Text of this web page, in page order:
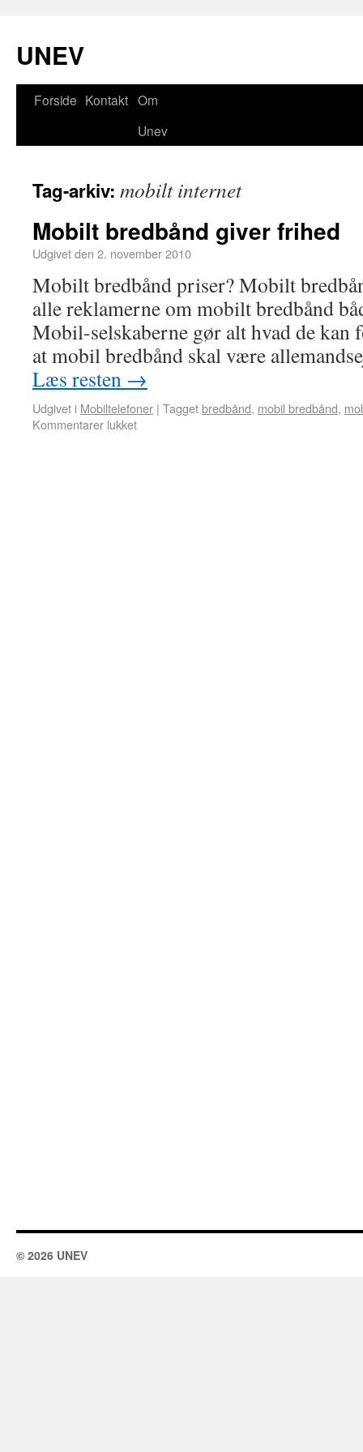
UNEV
Forside Kontakt Om
Unev
Tag-arkiv: mobilt internet
Mobilt bredbånd giver frihed
Udgivet den 2. november 2010
Mobilt bredbånd priser? Mobilt
alle reklamerne om mobilt bredbånd
Mobil-selskaberne gør alt hvad de kan
at mobil bredbånd skal være
Læs resten →
Udgivet i Mobiltelefoner | Taggetbredbånd, mobil bredbånd,
Kommentarer lukket
© 2026 UNEV